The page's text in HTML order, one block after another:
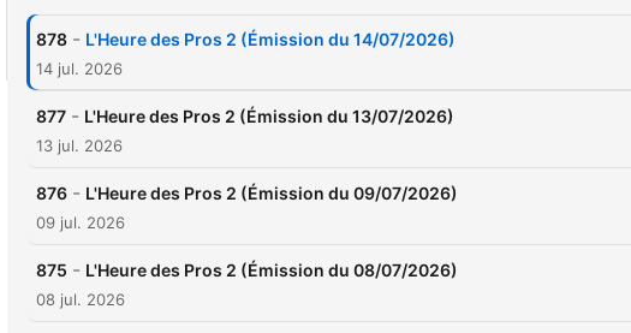
878 - L'Heure des Pros 2 (Émission du 14/07/2026)
14 jul. 2026
877 - L'Heure des Pros 2 (Émission du 13/07/2026)
13 jul. 2026
876 - L'Heure des Pros 2 (Émission du 09/07/2026)
09 jul. 2026
875 - L'Heure des Pros 2 (Émission du 08/07/2026)
08 jul. 2026